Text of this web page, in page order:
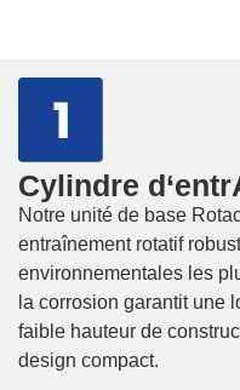
Cylindre
Notre unité de base
entraînement rotatif
environnementales les
la corrosion garantit une
faible hauteur de
design compact.